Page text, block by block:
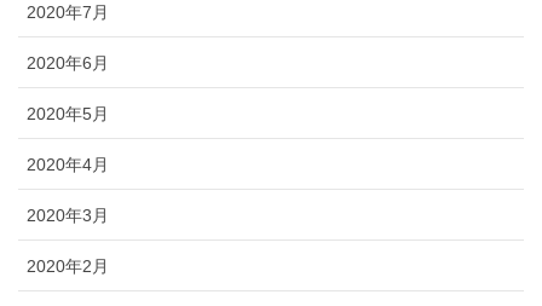
2020年7月
2020年6月
2020年5月
2020年4月
2020年3月
2020年2月